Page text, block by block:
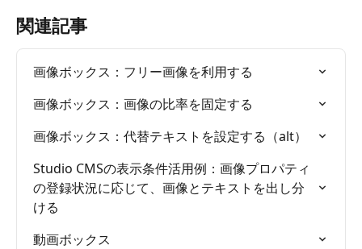
関連記事
画像ボックス：フリー画像を利用する
画像ボックス：画像の比率を固定する
画像ボックス：代替テキストを設定する（alt）
Studio CMSの表示条件活用例：画像プロパティ
の登録状況に応じて、画像とテキストを出し分
ける
動画ボックス